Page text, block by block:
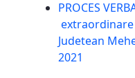
PROCES
Judetean
2021